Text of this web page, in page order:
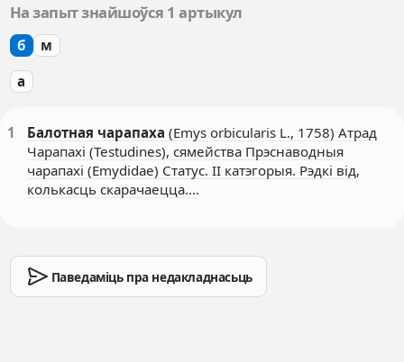
На запыт знайшоўся 1 артыкул
б м
а
1 Балотная чарапаха (Emys orbicularis L., 1758) Атрад
Чарапахі (Testudines), сямейства Прэснаводныя
чарапахі (Emydidae) Статус. II катэгорыя. Рэдкі від,
колькасць скарачаецца.…
Паведаміць пра недакладнасьць